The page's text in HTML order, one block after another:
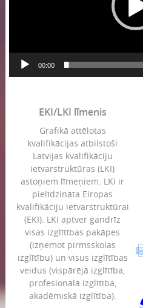
00:00
EKI/LKI līmenis
Grafikā attēlotas
kvalifikācijas atbilstoši
Latvijas kvalifikāciju
ietvarstruktūras (LKI)
astoņiem līmeņiem. LKI ir
pielīdzināta Eiropas
kvalifikāciju ietvarstruktūrai
(EKI). LKI aptver gandrīz
visas izglītības pakāpes
(izņemot pirmsskolas
izglītību) un visus izglītības
veidus (vispārējā izglītība,
profesionālā izglītība,
akadēmiskā izglītība).